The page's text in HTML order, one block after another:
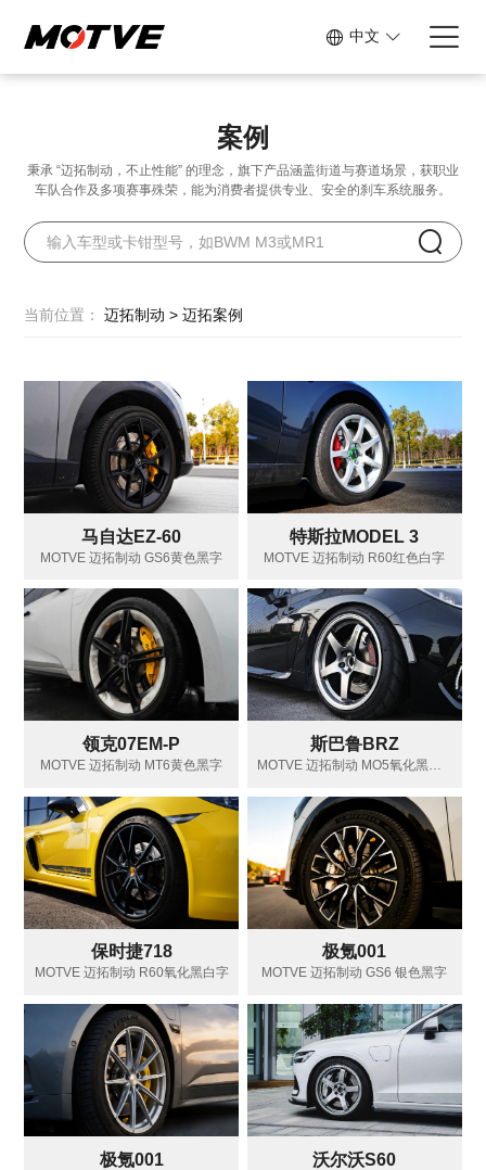
中文
案例
秉承 “迈拓制动，不止性能” 的理念，旗下产品涵盖街道与赛道场景， 获职业
车队合作及多项赛事殊荣，能为消费者提供专业、安全的刹车系统服务。
当前位置：迈拓制动 > 迈拓案例
马自达EZ-60
MOTVE 迈拓制动 GS6黄色黑字
特斯拉MODEL 3
MOTVE 迈拓制动 R60红色白字
领克07EM-P
MOTVE 迈拓制动 MT6黄色黑字
斯巴鲁BRZ
MOTVE 迈拓制动 MO5氧化黑红字
保时捷718
MOTVE 迈拓制动 R60氧化黑白字
极氪001
MOTVE 迈拓制动 GS6 银色黑字
极氪001 沃尔沃S60